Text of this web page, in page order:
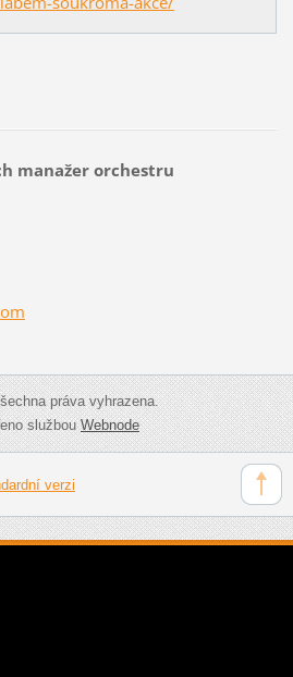
manažer orchestru
m
práva vyhrazena.
službouWebnode
verzi